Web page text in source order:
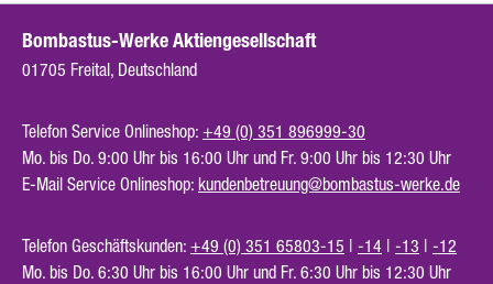
Bombastus-Werke Aktiengesellschaft
01705 Freital, Deutschland
Telefon Service Onlineshop: +49 (0) 351 896999-30
Mo. bis Do. 9:00 Uhr bis 16:00 Uhr und Fr. 9:00 Uhr bis 12:30 Uhr
E-Mail Service Onlineshop: kundenbetreuung@bombastus-werke.de
Telefon Geschäftskunden: +49 (0) 351 65803-15 -14 -13
-12
Mo. bis Do. 6:30 Uhr bis 16:00 Uhr und Fr. 6:30 Uhr bis 12:30 Uhr